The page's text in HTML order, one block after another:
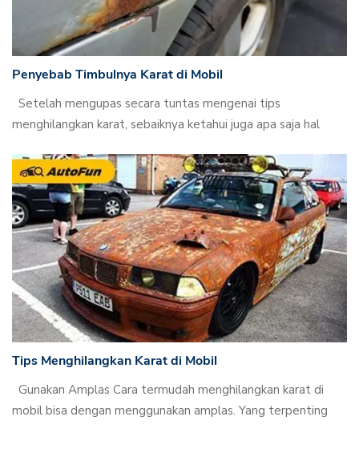
Penyebab Timbulnya Karat di Mobil
Setelah mengupas secara tuntas mengenai tips
menghilangkan karat, sebaiknya ketahui juga apa saja hal
Tips Menghilangkan Karat di Mobil
Gunakan Amplas Cara termudah menghilangkan karat di
mobil bisa dengan menggunakan amplas. Yang terpenting